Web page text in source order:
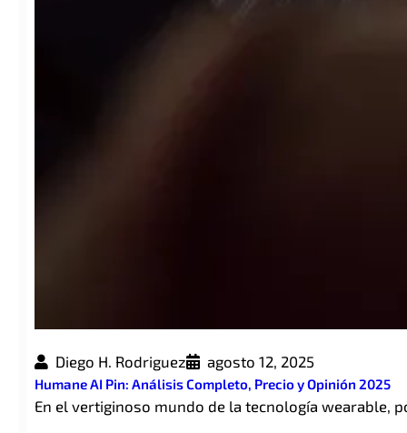
Diego H. Rodriguez agosto 12, 2025
Humane AI Pin: Análisis Completo, Precio y Opinión 2025
En el vertiginoso mundo de la tecnología wearable,